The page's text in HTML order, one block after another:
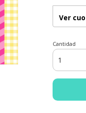
Ver
Cantidad